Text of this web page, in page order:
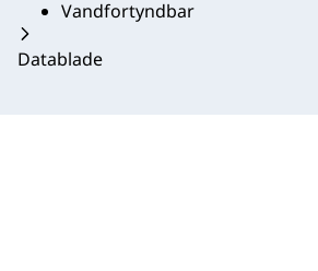
Vandfortyndbar
Datablade